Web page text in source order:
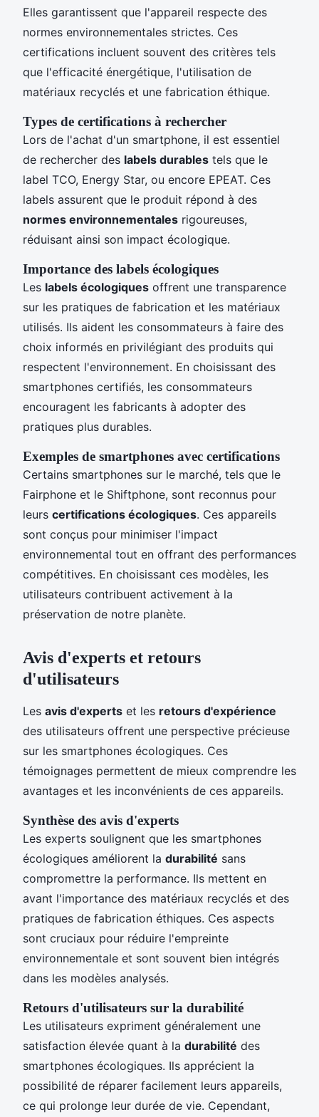
Elles garantissent que l'appareil respecte des
normes environnementales strictes. Ces
certifications incluent souvent des critères tels
que l'efficacité énergétique, l'utilisation de
matériaux recyclés et une fabrication éthique.
Types de certifications à rechercher
Lors de l'achat d'un smartphone, il est essentiel
de rechercher des labels durables tels que le
label TCO, Energy Star, ou encore EPEAT. Ces
labels assurent que le produit répond à des
normes environnementales rigoureuses,
réduisant ainsi son impact écologique.
Importance des labels écologiques
Les labels écologiques offrent une transparence
sur les pratiques de fabrication et les matériaux
utilisés. Ils aident les consommateurs à faire des
choix informés en privilégiant des produits qui
respectent l'environnement. En choisissant des
smartphones certifiés, les consommateurs
encouragent les fabricants à adopter des
pratiques plus durables.
Exemples de smartphones avec certifications
Certains smartphones sur le marché, tels que le
Fairphone et le Shiftphone, sont reconnus pour
leurs certifications écologiques. Ces appareils
sont conçus pour minimiser l'impact
environnemental tout en offrant des performances
compétitives. En choisissant ces modèles, les
utilisateurs contribuent activement à la
préservation de notre planète.
Avis d'experts et retours
d'utilisateurs
Les avis d'experts et les retours d'expérience
des utilisateurs offrent une perspective précieuse
sur les smartphones écologiques. Ces
témoignages permettent de mieux comprendre les
avantages et les inconvénients de ces appareils.
Synthèse des avis d'experts
Les experts soulignent que les smartphones
écologiques améliorent la durabilité sans
compromettre la performance. Ils mettent en
avant l'importance des matériaux recyclés et des
pratiques de fabrication éthiques. Ces aspects
sont cruciaux pour réduire l'empreinte
environnementale et sont souvent bien intégrés
dans les modèles analysés.
Retours d'utilisateurs sur la durabilité
Les utilisateurs expriment généralement une
satisfaction élevée quant à la durabilité des
smartphones écologiques. Ils apprécient la
possibilité de réparer facilement leurs appareils,
ce qui prolonge leur durée de vie. Cependant,